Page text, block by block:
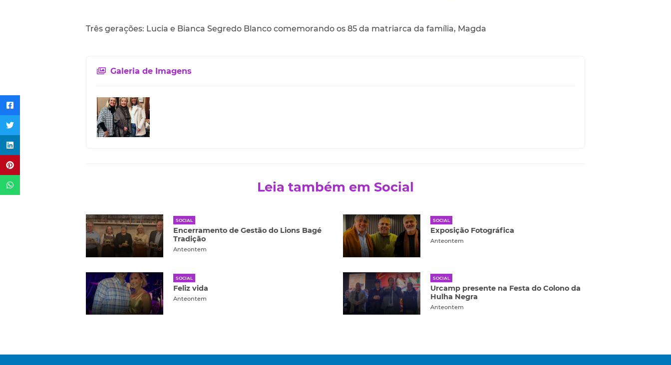
Três gerações: Lucia e Bianca Segredo Blanco comemorando os 85 da matriarca da família, Magda
Galeria de Imagens
Leia também em Social
SOCIAL
Encerramento de Gestão do Lions Bagé
Tradição
Anteontem
SOCIAL
Exposição Fotográfica
Anteontem
SOCIAL
Feliz vida
Anteontem
SOCIAL
Urcamp presente na Festa do Colono da
Hulha Negra
Anteontem